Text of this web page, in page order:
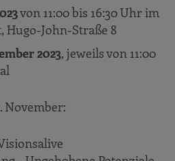
von 11:00 bis 16:30 Uhr im
Hugo-John-Straße 8
2023, jeweils von 11:00
November: